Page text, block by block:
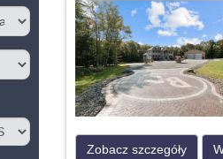
Zobacz szczegóły